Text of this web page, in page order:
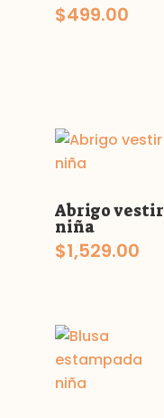
$499.00
Abrigo vestir
niña
$1,529.00